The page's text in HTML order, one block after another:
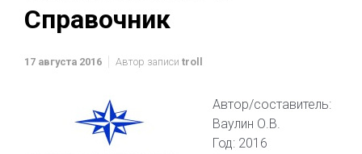
Справочник
17 августа 2016 Автор записи troll
Автор/составитель:
Ваулин О.В.
Год: 2016